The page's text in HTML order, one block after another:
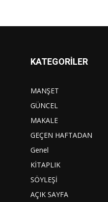
KATEGORİLER
MANŞET
GÜNCEL
MAKALE
GEÇEN HAFTADAN
Genel
KİTAPLIK
SÖYLEŞİ
AÇIK SAYFA